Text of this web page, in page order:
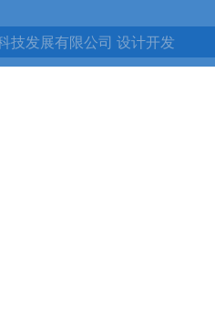
技发展有限公司 设计开发